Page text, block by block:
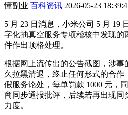
懂副业 百科资讯 2026-05-23
5 月 23 日消息，小米公司 5 月 19
字化抽真空服务专项稽核中发现
件作出顶格处理。
根据网上流传出的公告截图，涉事
久拉黑清退，终止任何形式的合
假服务论处，每单罚款 1000 元，
商同步通报批评，后续若再出现
力度。